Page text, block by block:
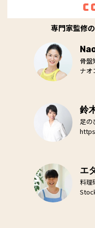
専門家監修
骨盤
ナオ
鈴
足の
エ
料理